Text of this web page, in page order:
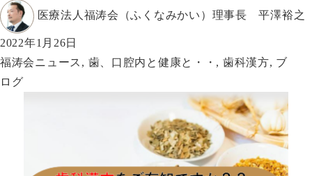
投
者
医療法人福涛会（ふくなみかい）理事長 平澤裕之
投
稿
日:
2022年1月26日
カ
テ
福涛会ニュース , 歯、口腔内と健康と・・ , 歯科漢方, ブ
ログ